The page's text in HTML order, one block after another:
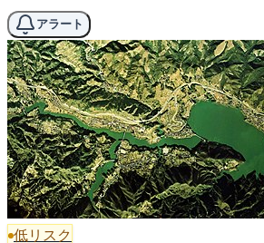
アラート
低リスク